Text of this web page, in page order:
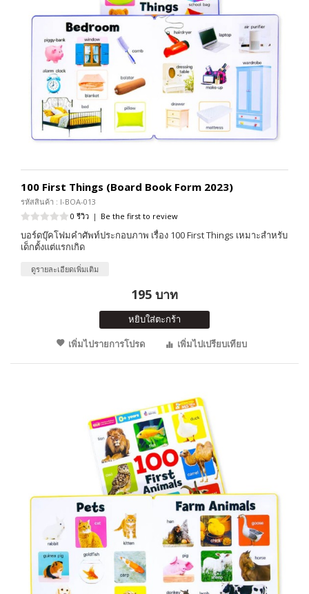
100 First Things (Board Book Form 2023)
รหัสสินค้า : I-BOA-013
0 รีวิว | Be the first to review
บอร์ดบุ๊คโฟมคำศัพท์ประกอบภาพ เรื่อง 100 First Things เหมาะสำหรับ
เด็กตั้งแต่แรกเกิด
ดูรายละเอียดเพิ่มเติม
195 บาท
หยิบใส่ตะกร้า
เพิ่มไปรายการโปรด
เพิ่มไปเปรียบเทียบ